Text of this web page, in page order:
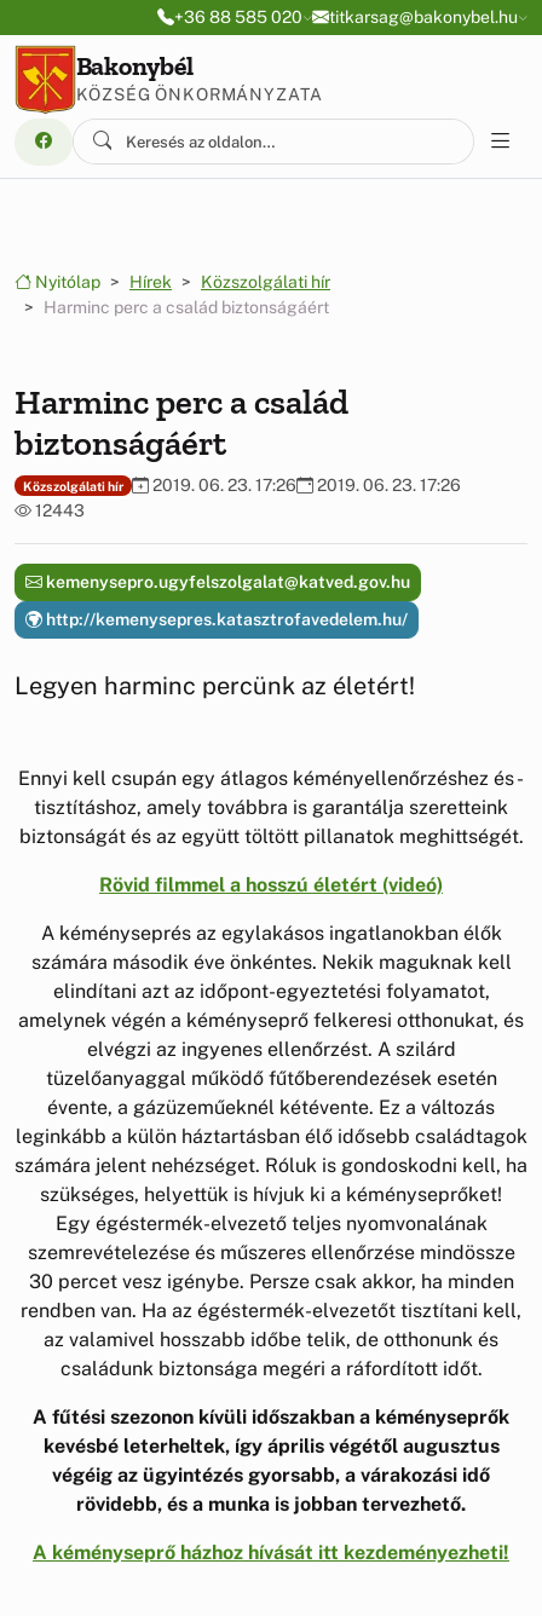
Ugrás a menüre
Ugrás a tartalomra+36 88 585 020 titkarsag@bakonybel.hu
Bakonybél
KÖZSÉG ÖNKORMÁNYZATA
Nyitólap Hírek
Közszolgálati hír
Harminc perc a család biztonságáért
Harminc perc a család
biztonságáért
Közszolgálati hír 2019. 06. 23. 17:26
2019. 06. 23. 17:26
12443
kemenysepro.ugyfelszolgalat@katved.gov.hu
http://kemenysepres.katasztrofavedelem.hu/
Legyen harminc percünk az életért!
Ennyi kell csupán egy átlagos kéményellenőrzéshez és -
tisztításhoz, amely továbbra is garantálja szeretteink
biztonságát és az együtt töltött pillanatok meghittségét.
Rövid filmmel a hosszú életért (videó)
A kéményseprés az egylakásos ingatlanokban élők
számára második éve önkéntes. Nekik maguknak kell
elindítani azt az időpont-egyeztetési folyamatot,
amelynek végén a kéményseprő felkeresi otthonukat, és
elvégzi az ingyenes ellenőrzést. A szilárd
tüzelőanyaggal működő fűtőberendezések esetén
évente, a gázüzeműeknél kétévente. Ez a változás
leginkább a külön háztartásban élő idősebb családtagok
számára jelent nehézséget. Róluk is gondoskodni kell, ha
szükséges, helyettük is hívjuk ki a kéményseprőket!
Egy égéstermék-elvezető teljes nyomvonalának
szemrevételezése és műszeres ellenőrzése mindössze
30 percet vesz igénybe. Persze csak akkor, ha minden
rendben van. Ha az égéstermék-elvezetőt tisztítani kell,
az valamivel hosszabb időbe telik, de otthonunk és
családunk biztonsága megéri a ráfordított időt.
A fűtési szezonon kívüli időszakban a kéményseprők
kevésbé leterheltek, így április végétől augusztus
végéig az ügyintézés gyorsabb, a várakozási idő
rövidebb, és a munka is jobban tervezhető.
A kéményseprő házhoz hívását itt kezdeményezheti!